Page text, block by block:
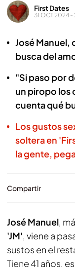
First Dates
31 OCT 2024 -
José Manuel,
busca del
"Si paso por
un piropo los
cuenta qué
Los gustos
soltera en
la gente,
Compartir
José Manuel,
'JM', viene a
sustos en el
Tiene 41 años,